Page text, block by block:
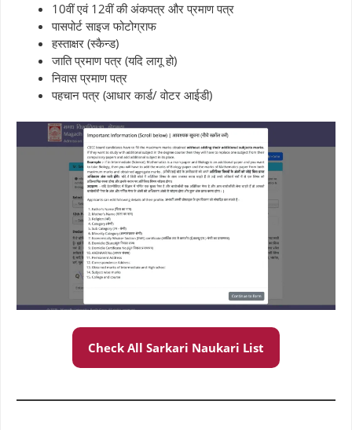
10वीं एवं 12वीं की अंकपत्र और प्रमाण पत्र
पासपोर्ट साइज फोटोग्राफ
हस्ताक्षर (स्कैन्ड)
जाति प्रमाण पत्र (यदि लागू हो)
निवास प्रमाण पत्र
पहचान पत्र (आधार कार्ड/ वोटर आईडी)
Check All Sarkari Naukari List